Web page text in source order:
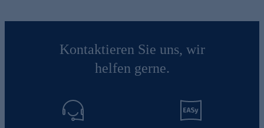
Kontaktieren Sie uns, wir
helfen gerne.